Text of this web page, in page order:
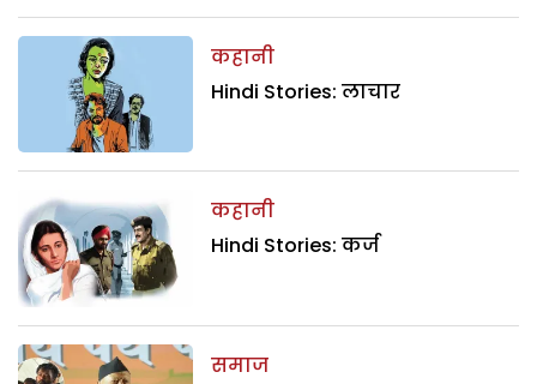
कहानी
Hindi Stories: लाचार
कहानी
Hindi Stories: कर्ज
समाज